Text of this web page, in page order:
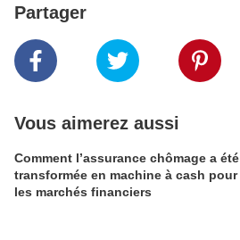
Partager
Vous aimerez aussi
Comment l’assurance chômage a été
transformée en machine à cash pour
les marchés financiers